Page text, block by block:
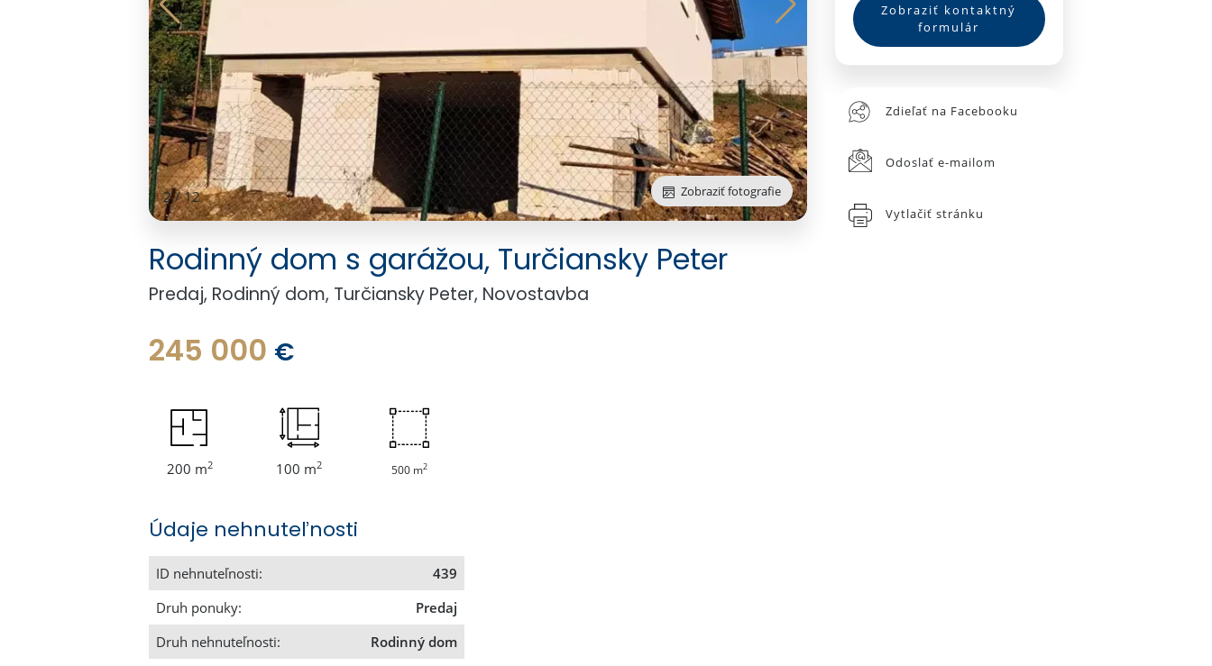
Zobraziť fotografie
Zobraziť fotografie
Zobraziť fotografie
3/12
Rodinný dom s garážou, Turčiansky Peter
Predaj, Rodinný dom, Turčiansky Peter, Novostavba
245 000 €
200 m2 100 m2 500 m2
Údaje nehnuteľnosti
ID nehnuteľnosti:
439
Druh ponuky:
Predaj
Druh nehnuteľnosti:
Rodinný dom
Zobraziť kontaktný
formulár
Zdieľať na Facebooku
Odoslať e-mailom
Vytlačiť stránku